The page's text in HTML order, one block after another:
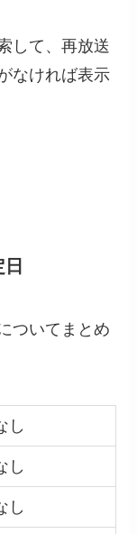
して、再放送
なければ表示
ついてまとめ
し
し
し